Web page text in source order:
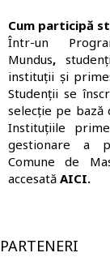
Cum participă
Într-un
Mundus,
instituții și
Studenții se
selecție pe bază
Instituțiile
gestionare a
Comune de
accesată AICI.
PARTENERI